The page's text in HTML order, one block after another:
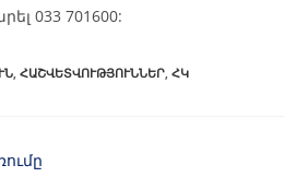
033 701600:
ՀԱՇՎԵՏՎՈՒԹՅՈՒՆՆԵՐ ՀԿ